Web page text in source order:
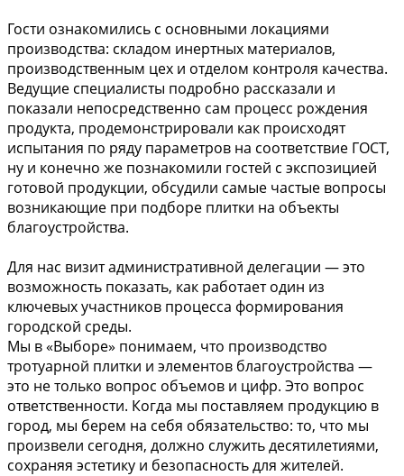
Гости ознакомились с основными локациями
производства: складом инертных материалов,
производственным цех и отделом контроля качества.
Ведущие специалисты подробно рассказали и
показали непосредственно сам процесс рождения
продукта, продемонстрировали как происходят
испытания по ряду параметров на соответствие ГОСТ,
ну и конечно же познакомили гостей с экспозицией
готовой продукции, обсудили самые частые вопросы
возникающие при подборе плитки на объекты
благоустройства.
Для нас визит административной делегации — это
возможность показать, как работает один из
ключевых участников процесса формирования
городской среды.
Мы в «Выборе» понимаем, что производство
тротуарной плитки и элементов благоустройства —
это не только вопрос объемов и цифр. Это вопрос
ответственности. Когда мы поставляем продукцию в
город, мы берем на себя обязательство: то, что мы
произвели сегодня, должно служить десятилетиями,
сохраняя эстетику и безопасность для жителей.